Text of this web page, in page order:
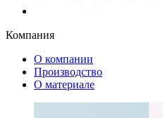
Компания
О компании
Производство
О материале